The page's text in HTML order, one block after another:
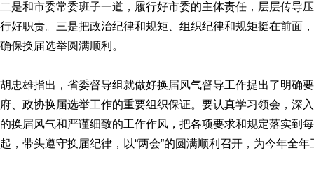
二是和市委常委班子一道，履行好市委的主体责任，层层传导
行好职责。三是把政治纪律和规矩、组织纪律和规矩挺在前面
确保换届选举圆满顺利。
胡忠雄指出，省委督导组就做好换届风气督导工作提出了明确
府、政协换届选举工作的重要组织保证。要认真学习领会，深
的换届风气和严谨细致的工作作风，把各项要求和规定落实到
起，带头遵守换届纪律，以“两会”的圆满顺利召开，为今年全